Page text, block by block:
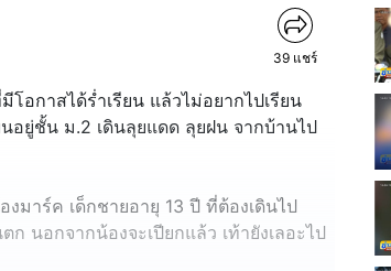
39 แชร์
อกาสได้ร่ำเรียน แล้วไม่อยากไปเรียน
นอยู่ชั้น ม.2 เดินลุยแดด ลุยฝน จากบ้านไป
มาร์ค เด็กชายอายุ 13 ปี ที่ต้องเดินไป
นอกจากน้องจะเปียกแล้ว เท้ายังเลอะไป